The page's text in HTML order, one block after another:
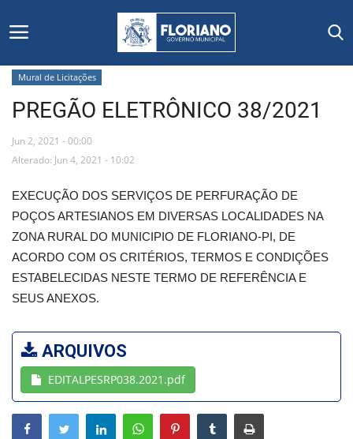
Início
Editais
Floriano
Secretarias e Órgãos
Vídeos
Webmail
Contato
Mural de Licitações
PREGÃO ELETRÔNICO 38/2021
Jun 2, 2021 - 00:00
Alterado: Jun 4, 2021 - 10:02
EXECUÇÃO DOS SERVIÇOS DE PERFURAÇÃO DE
POÇOS ARTESIANOS EM DIVERSAS LOCALIDADES NA
ZONA RURAL DO MUNICIPIO DE FLORIANO-PI, DE
ACORDO COM OS CRITÉRIOS, TERMOS E CONDIÇÕES
ESTABELECIDAS NESTE TERMO DE REFERÊNCIA E
SEUS ANEXOS.
ARQUIVOS
EDITALPESRP038.2021.pdf